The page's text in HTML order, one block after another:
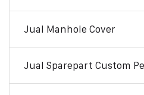
Jual Manhole Cover
Jual Sparepart Custom